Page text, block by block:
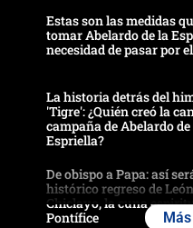
Estas son las medidas
tomar Abelardo de la
necesidad de pasar por
La historia detrás del
'Tigre': ¿Quién creó la
campaña de Abelardo
Espriella?
De obispo a Papa: así
histórico regreso de
Chiclayo, la cuna
Pontífice